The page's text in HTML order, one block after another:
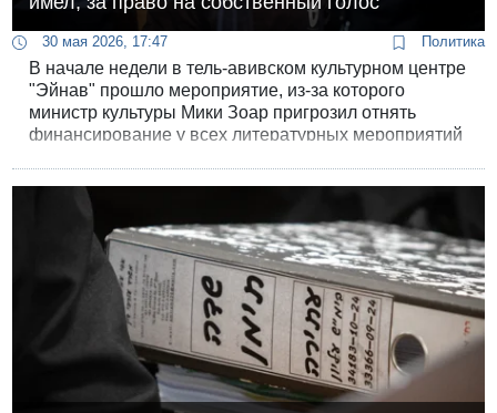
30 мая 2026, 17:47 Политика
В начале недели в тель-авивском культурном центре
"Эйнав" прошло мероприятие, из-за которого
министр культуры Мики Зоар пригрозил отнять
финансирование у всех литературных мероприятий